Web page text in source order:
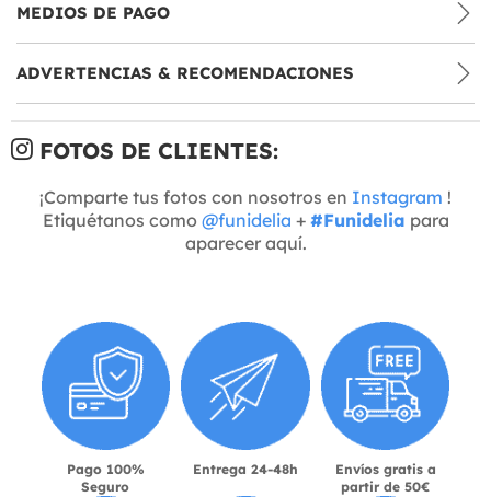
MEDIOS DE PAGO
ADVERTENCIAS & RECOMENDACIONES
FOTOS DE CLIENTES:
¡Comparte tus fotos con nosotros en Instagram !
Etiquétanos como @funidelia + #Funidelia para
aparecer aquí.
Pago 100%
Seguro
Entrega 24-48h
Envíos gratis a
partir de 50€